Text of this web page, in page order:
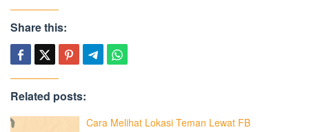
Share this:
Related posts:
Cara Melihat Lokasi Teman Lewat FB